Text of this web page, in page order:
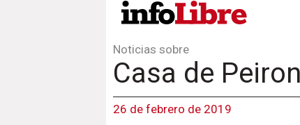
Noticias sobre
Casa de
26 de febrero de 2019